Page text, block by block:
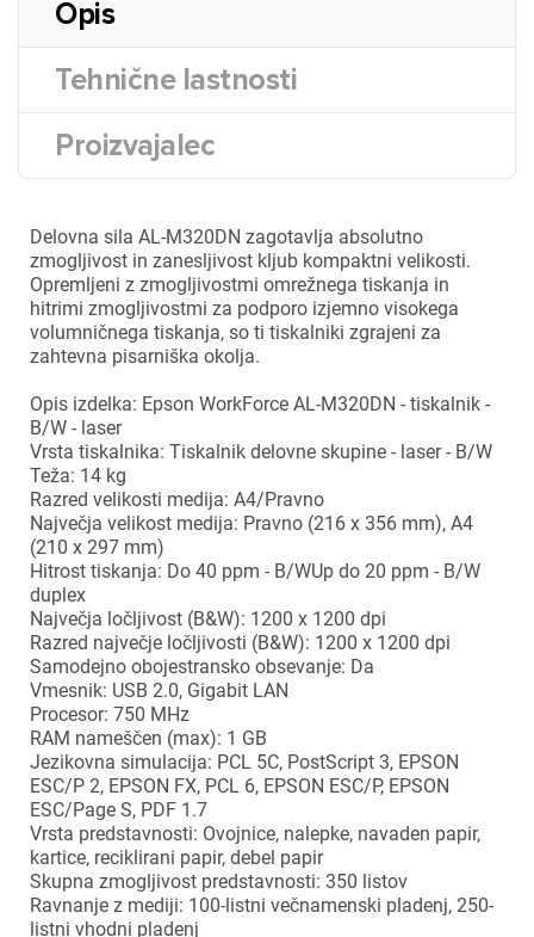
Opis
Tehnične lastnosti
Proizvajalec
Delovna sila AL-M320DN zagotavlja absolutno
zmogljivost in zanesljivost kljub kompaktni velikosti.
Opremljeni z zmogljivostmi omrežnega tiskanja in
hitrimi zmogljivostmi za podporo izjemno visokega
volumničnega tiskanja, so ti tiskalniki zgrajeni za
zahtevna pisarniška okolja.
Opis izdelka: Epson WorkForce AL-M320DN - tiskalnik -
B/W - laser
Vrsta tiskalnika: Tiskalnik delovne skupine - laser - B/W
Teža: 14 kg
Razred velikosti medija: A4/Pravno
Največja velikost medija: Pravno (216 x 356 mm), A4
(210 x 297 mm)
Hitrost tiskanja: Do 40 ppm - B/WUp do 20 ppm - B/W
duplex
Največja ločljivost (B&W): 1200 x 1200 dpi
Razred največje ločljivosti (B&W): 1200 x 1200 dpi
Samodejno obojestransko obsevanje: Da
Vmesnik: USB 2.0, Gigabit LAN
Procesor: 750 MHz
RAM nameščen (max): 1 GB
Jezikovna simulacija: PCL 5C, PostScript 3, EPSON
ESC/P 2, EPSON FX, PCL 6, EPSON ESC/P, EPSON
ESC/Page S, PDF 1.7
Vrsta predstavnosti: Ovojnice, nalepke, navaden papir,
kartice, reciklirani papir, debel papir
Skupna zmogljivost predstavnosti: 350 listov
Ravnanje z mediji: 100-listni večnamenski pladenj, 250-
listni vhodni pladenj